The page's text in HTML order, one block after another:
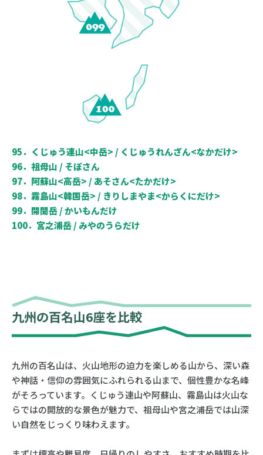
95．くじゅう連山<中岳> / くじゅうれんざん<なかだけ>
96．祖母山 / そぼさん
97．阿蘇山<高岳> / あそさん<たかだけ>
98．霧島山<韓国岳> / きりしまやま<からくにだけ>
99．開聞岳 / かいもんだけ
100．宮之浦岳 / みやのうらだけ
九州の百名山6座を比較
九州の百名山は、火山地形の迫力を楽しめる山から、深い森
や神話・信仰の雰囲気にふれられる山まで、個性豊かな名峰
がそろっています。くじゅう連山や阿蘇山、霧島山は火山な
らではの開放的な景色が魅力で、祖母山や宮之浦岳では山深
い自然をじっくり味わえます。